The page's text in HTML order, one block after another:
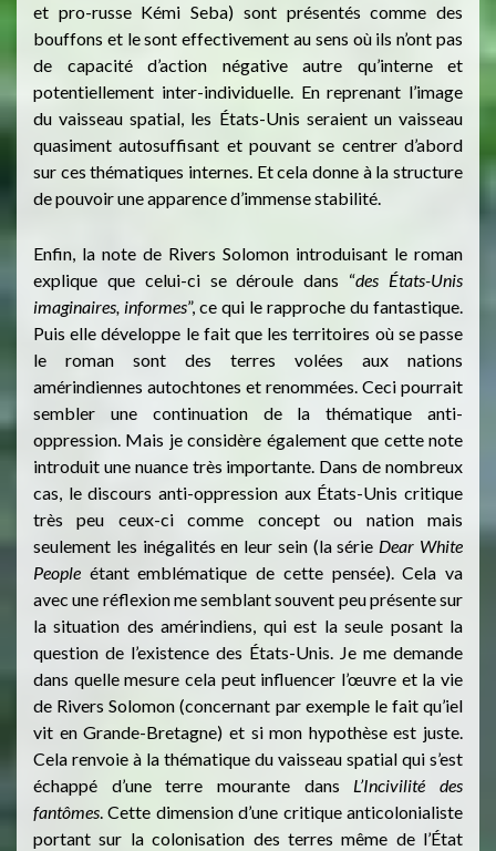
et pro-russe Kémi Seba) sont présentés comme des
bouffons et le sont effectivement au sens où ils n’ont pas
de capacité d’action négative autre qu’interne et
potentiellement inter-individuelle. En reprenant l’image
du vaisseau spatial, les États-Unis seraient un vaisseau
quasiment autosuffisant et pouvant se centrer d’abord
sur ces thématiques internes. Et cela donne à la structure
de pouvoir une apparence d’immense stabilité.
Enfin, la note de Rivers Solomon introduisant le roman
explique que celui-ci se déroule dans “des États-Unis
imaginaires, informes”, ce qui le rapproche du fantastique.
Puis elle développe le fait que les territoires où se passe
le roman sont des terres volées aux nations
amérindiennes autochtones et renommées. Ceci pourrait
sembler une continuation de la thématique anti-
oppression. Mais je considère également que cette note
introduit une nuance très importante. Dans de nombreux
cas, le discours anti-oppression aux États-Unis critique
très peu ceux-ci comme concept ou nation mais
seulement les inégalités en leur sein (la série Dear White
People étant emblématique de cette pensée). Cela va
avec une réflexion me semblant souvent peu présente sur
la situation des amérindiens, qui est la seule posant la
question de l’existence des États-Unis. Je me demande
dans quelle mesure cela peut influencer l’œuvre et la vie
de Rivers Solomon (concernant par exemple le fait qu’iel
vit en Grande-Bretagne) et si mon hypothèse est juste.
Cela renvoie à la thématique du vaisseau spatial qui s’est
échappé d’une terre mourante dans L’Incivilité des
fantômes. Cette dimension d’une critique anticolonialiste
portant sur la colonisation des terres même de l’État